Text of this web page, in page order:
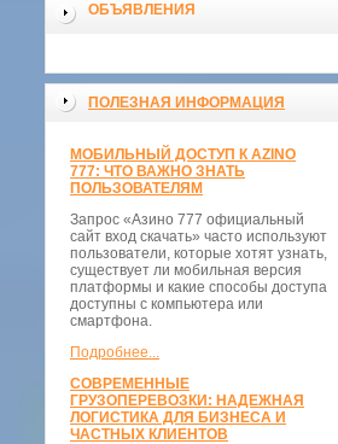
ОБЪЯВЛЕНИЯ
ПОЛЕЗНАЯ ИНФОРМАЦИЯ
МОБИЛЬНЫЙ ДОСТУП К AZINO
777: ЧТО ВАЖНО ЗНАТЬ
ПОЛЬЗОВАТЕЛЯМ
Запрос «Азино 777 официальный
сайт вход скачать» часто используют
пользователи, которые хотят узнать,
существует ли мобильная версия
платформы и какие способы доступа
доступны с компьютера или
смартфона.
Подробнее...
СОВРЕМЕННЫЕ
ГРУЗОПЕРЕВОЗКИ: НАДЕЖНАЯ
ЛОГИСТИКА ДЛЯ БИЗНЕСА И
ЧАСТНЫХ КЛИЕНТОВ